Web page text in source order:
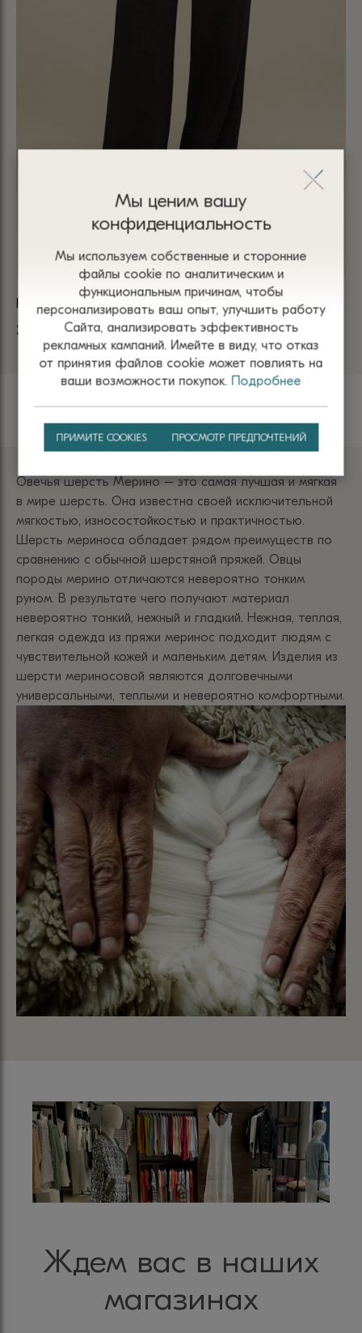
БРЮКИ ЧЕРНЫЕ 9110
3 200
Шерсть
Овечья шерсть Мерино – это самая лучшая и мягкая
в мире шерсть. Она известна своей исключительной
мягкостью, износостойкостью и практичностью.
Шерсть мериноса обладает рядом преимуществ по
сравнению с обычной шерстяной пряжей. Овцы
породы мерино отличаются невероятно тонким
руном. В результате чего получают материал
невероятно тонкий, нежный и гладкий. Нежная, теплая,
легкая одежда из пряжи меринос подходит людям с
чувствительной кожей и маленьким детям. Изделия из
шерсти мериносовой являются долговечными
универсальными, теплыми и невероятно комфортными.
Ждем вас в наших
магазинах
Мы ценим вашу
конфиденциальность
Мы используем собственные и сторонние
файлы сооkіе по аналитическим и
функциональным причинам, чтобы
персонализировать ваш опыт, улучшить работу
Сайта, анализировать эффективность
рекламных кампаний. Имейте в виду, что отказ
от принятия файлов сооkіе может повлиять на
ваши возможности покупок. Подробнее
ПРИМИТЕ COOKIES ПРОСМОТР ПРЕДПОЧТЕНИЙ